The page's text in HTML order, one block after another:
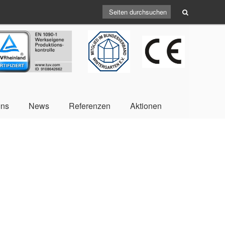
News Referenzen Aktionen
CE